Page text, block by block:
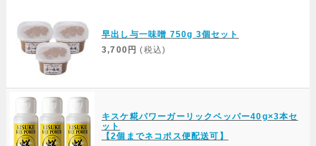
早出し与一味噌 750g 3個セット
3,700円 (税込)
キスケ糀パワーガーリックペッパー40g×3本セ
ット
【2個までネコポス便配送可】